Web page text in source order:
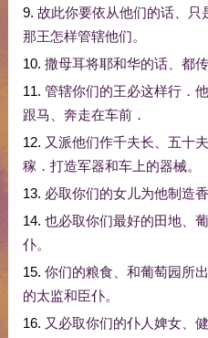
9. 故此你要依从他们的话、 只
那王怎样管辖他们。
10. 撒母耳将耶和华的话、 都传
11. 管辖你们的王必这样行． 他
跟马 奔走在车前．
12. 又派他们作千夫长 五十
稼 ． 打造军器和车上的器械。
13. 必取你们的女儿为他制造
14. 也必取你们最好的田地、
仆。
15. 你们的粮食 和葡萄园所出
的太监和臣仆。
16. 又 必取你们的仆人婢女、